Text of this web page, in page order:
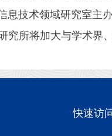
技术领域研究室主办
究所将加大与学术界
快速访